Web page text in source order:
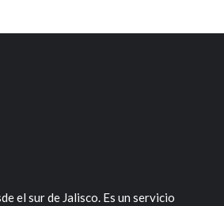
el sur de Jalisco. Es un servicio